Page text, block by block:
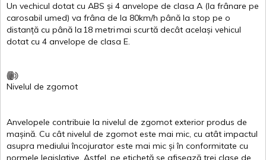
Un vechicul dotat cu ABS și 4 anvelope de clasa A (la frânare pe
carosabil umed) va frâna de la 80km/h până la stop pe o
distanță cu până la 18 metrimai scurtă decât același vehicul
dotat cu 4 anvelope de clasa E.
Nivelul de zgomot
Anvelopele contribuie la nivelul de zgomot exterior produs de
mașină. Cu cât nivelul de zgomot este mai mic, cu atât impactul
asupra mediului încojurator este mai mic și în conformitate cu
normele legislative. Astfel, pe etichetă se afișează trei clase de